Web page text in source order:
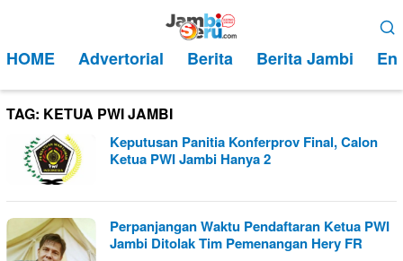
kontenMobile
HOME Advertorial Berita Berita Jambi
TAG: KETUA PWI JAMBI
Keputusan Panitia Konferprov Final, Calon
Ketua PWI Jambi Hanya 2
Perpanjangan Waktu Pendaftaran Ketua PWI
Jambi Ditolak Tim Pemenangan Hery FR